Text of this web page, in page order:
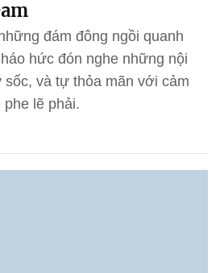
đám đông ngồi quanh
hức đón nghe những nội
sốc, và tự thỏa mãn với cảm
lẽ phải.